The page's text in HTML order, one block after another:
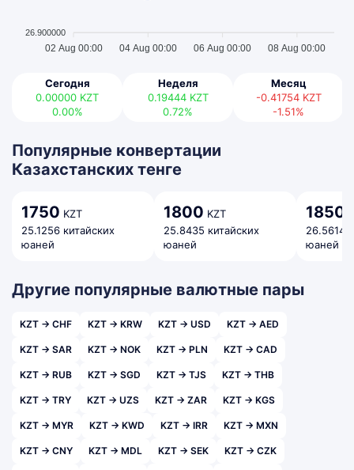
26.900000
02 Aug 00:00 04 Aug 00:00 06 Aug 00:00 08 Aug 00:00
Сегодня
0.00000 KZT
0.00%
Неделя
0.19444 KZT
0.72%
Месяц
-0.41754 KZT
-1.51%
Популярные конвертации
Казахстанских тенге
1750 KZT
25.1256 китайских
юаней
1800 KZT
25.8435 китайских
юаней
1850
26.5614
юаней
Другие популярные валютные пары
KZT → CHF KZT → KRW KZT → USD KZT → AED
KZT → SAR KZT → NOK KZT → PLN KZT → CAD
KZT → RUB KZT → SGD KZT → TJS KZT → THB
KZT → TRY KZT → UZS KZT → ZAR KZT → KGS
KZT → MYR KZT → KWD KZT → IRR KZT → MXN
KZT → CNY KZT → MDL KZT → SEK KZT → CZK